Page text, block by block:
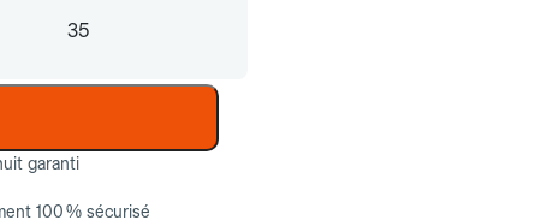
35
garanti
100 % sécurisé